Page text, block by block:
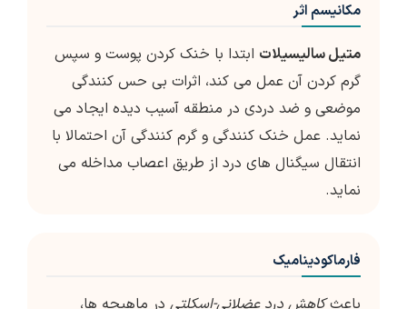
مکانیسم اثر
متیل سالیسیلات ابتدا با خنک کردن پوست و سپس
گرم کردن آن عمل می کند، اثرات بی حس کنندگی
موضعی و ضد دردی در منطقه آسیب دیده ایجاد می
نماید. عمل خنک کنندگی و گرم کنندگی آن احتمالا با
انتقال سیگنال های درد از طریق اعصاب مداخله می
نماید.
فارماکودینامیک